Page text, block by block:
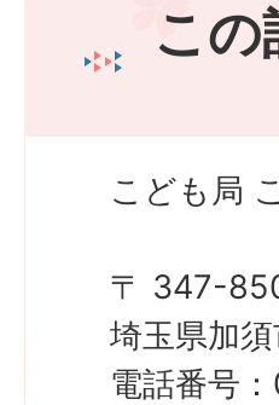
こ
こども局
〒 347-
埼玉県加
電話番号